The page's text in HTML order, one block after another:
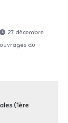
27 décembre
du
(1ère